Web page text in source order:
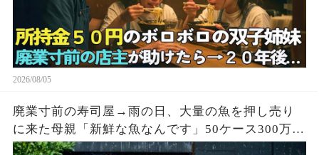
2026/08/05
廃業寸前の寿司屋→雨の日、大量の魚を押し売り
に来た母親「新鮮な魚なんです」50ケース300万円
で買い取った結果